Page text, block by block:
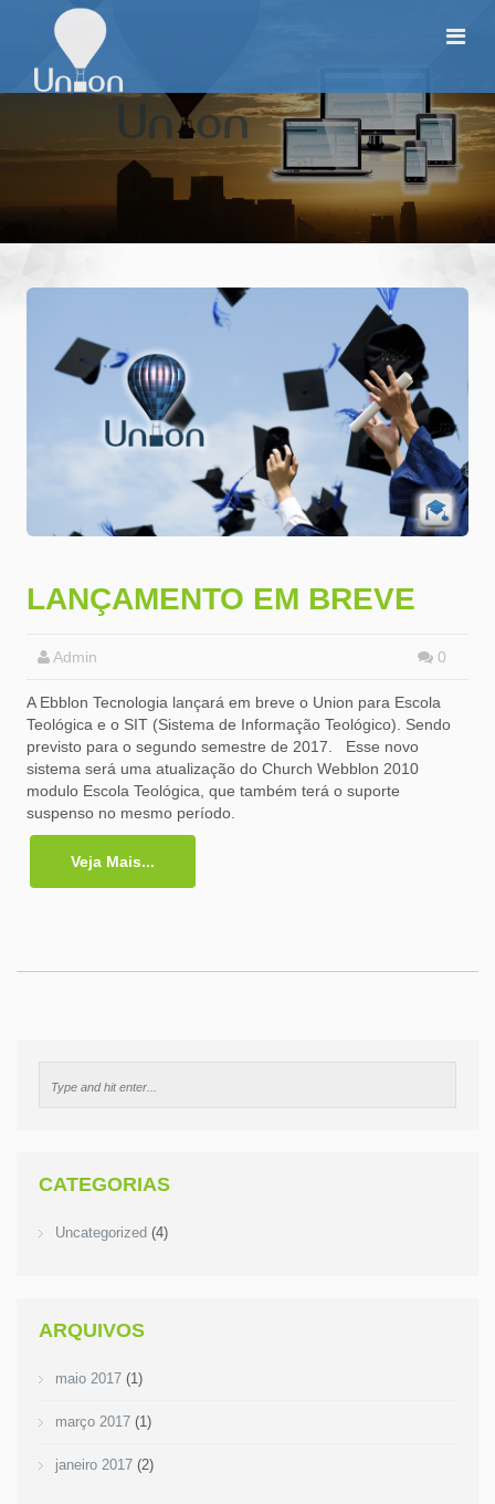
LANÇAMENTO EM BREVE
Admin 0
A Ebblon Tecnologia lançará em breve o Union para Escola
Teológica e o SIT (Sistema de Informação Teológico). Sendo
previsto para o segundo semestre de 2017. Esse novo
sistema será uma atualização do Church Webblon 2010
modulo Escola Teológica, que também terá o suporte
suspenso no mesmo período.
Veja Mais...
CATEGORIAS
Uncategorized (4)
ARQUIVOS
maio 2017 (1)
março 2017 (1)
janeiro 2017 (2)